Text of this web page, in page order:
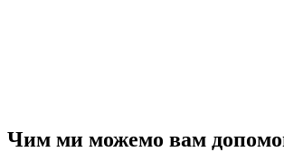
Чим ми можемо вам